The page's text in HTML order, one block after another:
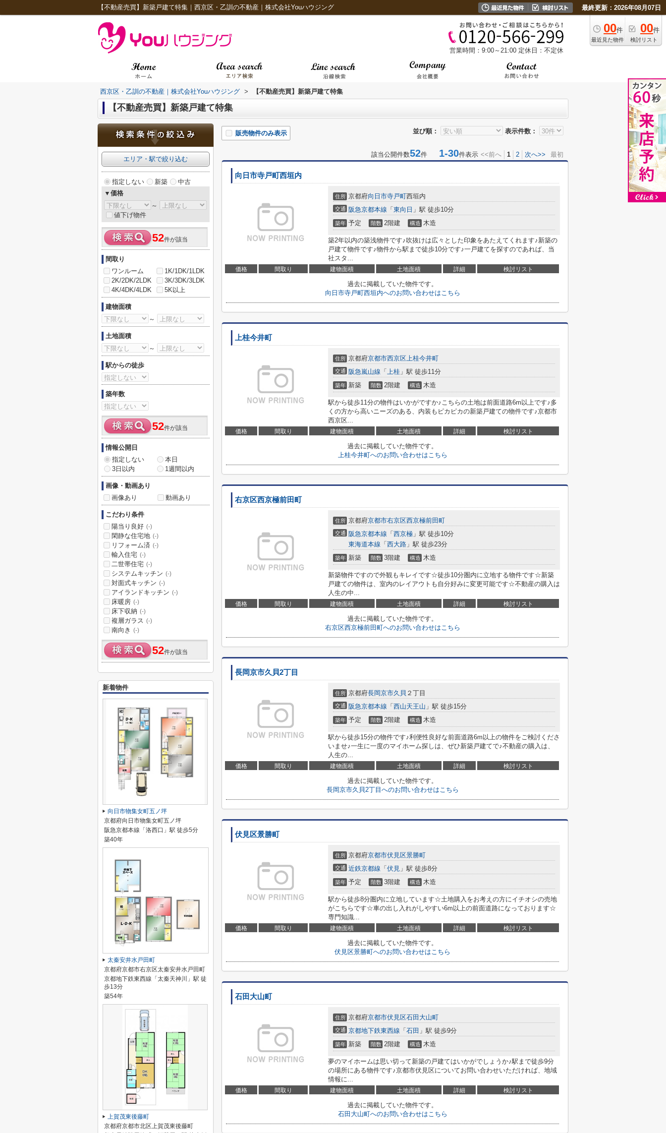
【不動産売買】新築戸建て特集｜西京区・乙訓の不動産｜株式会社Youハウジング 最終更新：2026年08月07日
00件
最近見た物件
00件
検討リスト
営業時間：9:00～21:00 定休日：不定休
西京区・乙訓の不動産｜株式会社Youハウジング > 【不動産売買】新築戸建て特集
【不動産売買】新築戸建て特集
並び順： 表示件数：
販売物件のみ表示
該当公開件数52件 1-30件表示 <<前へ 1 2 次へ>> 最初
向日市寺戸町西垣内
住所 京都府向日市寺戸町西垣内
交通 阪急京都本線 「 東向日 」駅 徒歩10分
築年 予定 階数 2階建 構造 木造
築2年以内の築浅物件です♪吹抜けは広々とした印象をあたえてくれます♪新築の
戸建て物件です♪物件から駅まで徒歩10分です♪一戸建てを探すのであれば、当
社スタ...
価格 間取り 建物面積 土地面積 詳細 検討リスト
過去に掲載していた物件です。
向日市寺戸町西垣内へのお問い合わせはこちら
上桂今井町
住所 京都府京都市西京区上桂今井町
交通 阪急嵐山線 「 上桂 」駅 徒歩11分
築年 新築 階数 2階建 構造 木造
駅から徒歩11分の物件はいかがですか♪こちらの土地は前面道路6m以上です♪多
くの方から高いニーズのある、内装もピカピカの新築戸建ての物件です♪京都市
西京区...
価格 間取り 建物面積 土地面積 詳細 検討リスト
過去に掲載していた物件です。
上桂今井町へのお問い合わせはこちら
右京区西京極前田町
住所 京都府京都市右京区西京極前田町
交通 阪急京都本線 「 西京極 」駅 徒歩10分
東海道本線 「 西大路 」駅 徒歩23分
築年 新築 階数 3階建 構造 木造
新築物件ですので外観もキレイです☆徒歩10分圏内に立地する物件です☆新築
戸建ての物件は、室内のレイアウトも自分好みに変更可能です☆不動産の購入は
人生の中...
価格 間取り 建物面積 土地面積 詳細 検討リスト
過去に掲載していた物件です。
右京区西京極前田町へのお問い合わせはこちら
長岡京市久貝2丁目
住所 京都府長岡京市久貝 ２丁目
交通 阪急京都本線 「 西山天王山 」駅 徒歩15分
築年 予定 階数 2階建 構造 木造
駅から徒歩15分の物件です♪利便性良好な前面道路6m以上の物件をご検討くださ
いませ♪一生に一度のマイホーム探しは、ぜひ新築戸建てで♪不動産の購入は、
人生の...
価格 間取り 建物面積 土地面積 詳細 検討リスト
過去に掲載していた物件です。
長岡京市久貝2丁目へのお問い合わせはこちら
伏見区景勝町
住所 京都府京都市伏見区景勝町
交通 近鉄京都線 「 伏見 」駅 徒歩8分
築年 予定 階数 3階建 構造 木造
駅から徒歩8分圏内に立地しています☆土地購入をお考えの方にイチオシの売地
がこちらです☆車の出し入れがしやすい6m以上の前面道路になっております☆
専門知識...
価格 間取り 建物面積 土地面積 詳細 検討リスト
過去に掲載していた物件です。
伏見区景勝町へのお問い合わせはこちら
石田大山町
住所 京都府京都市伏見区石田大山町
交通 京都地下鉄東西線 「 石田 」駅 徒歩9分
築年 新築 階数 2階建 構造 木造
夢のマイホームは思い切って新築の戸建てはいかがでしょうか♪駅まで徒歩9分
の場所にある物件です♪京都市伏見区についてお問い合わせいただければ、地域
情報に...
価格 間取り 建物面積 土地面積 詳細 検討リスト
過去に掲載していた物件です。
石田大山町へのお問い合わせはこちら
エリア・駅で絞り込む
指定しない 新築
中古
▼価格
～
値下げ物件
52件が該当
間取り
ワンルーム
1K/1DK/1LDK
2K/2DK/2LDK
3K/3DK/3LDK
4K/4DK/4LDK
5K以上
建物面積
～
土地面積
～
駅からの徒歩
築年数
52件が該当
情報公開日
指定しない
本日
3日以内
1週間以内
画像・動画あり
画像あり
動画あり
こだわり条件
陽当り良好 (-)
閑静な住宅地 (-)
リフォーム済 (-)
輸入住宅 (-)
二世帯住宅 (-)
システムキッチン (-)
対面式キッチン (-)
アイランドキッチン (-)
床暖房 (-)
床下収納 (-)
複層ガラス (-)
南向き (-)
52件が該当
新着物件
向日市物集女町五ノ坪
京都府向日市物集女町五ノ坪
阪急京都本線「洛西口」駅 徒歩5分
築40年
太秦安井水戸田町
京都府京都市右京区太秦安井水戸田町
京都地下鉄東西線「太秦天神川」駅 徒
歩13分
築54年
上賀茂東後藤町
京都府京都市北区上賀茂東後藤町